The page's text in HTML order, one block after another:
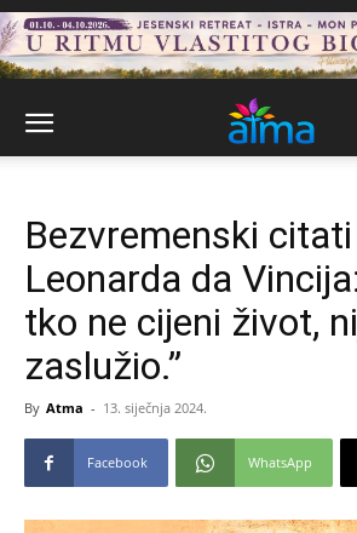
Bezvremenski citati
Leonarda da
tko ne cijeni život,
zaslužio.”
By Atma - 13. siječnja 2024.
Facebook WhatsApp